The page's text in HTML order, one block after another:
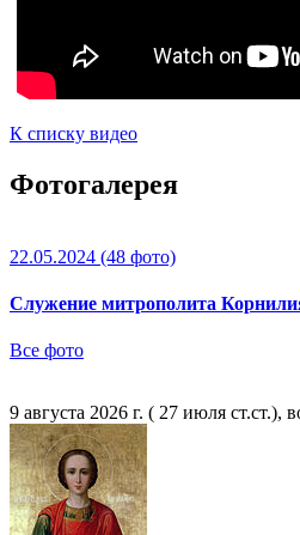
К списку видео
Фотогалерея
22.05.2024 (48 фото)
Служение митрополита
Все фото
9 августа 2026 г. ( 27 июля ст.ст.),